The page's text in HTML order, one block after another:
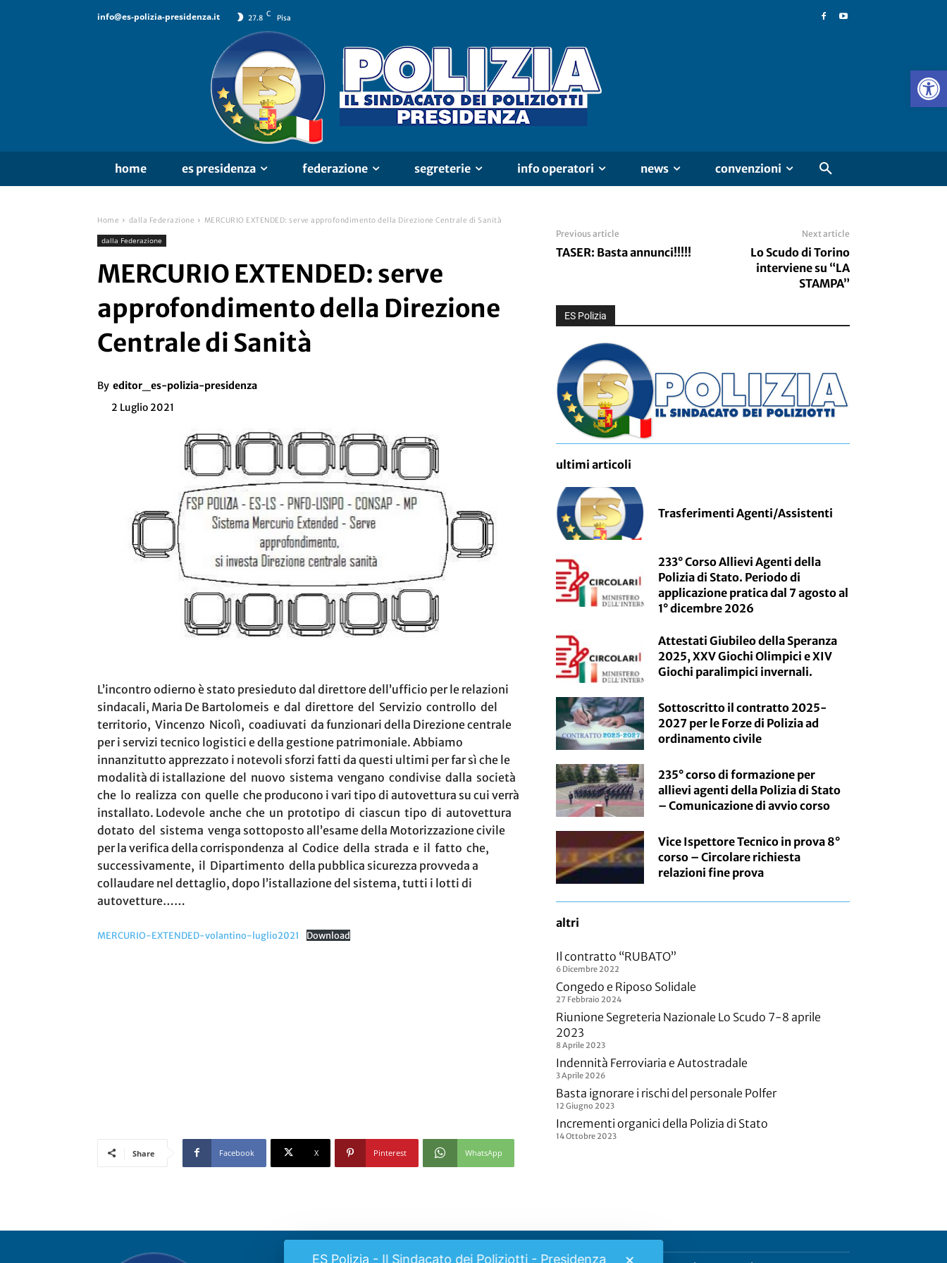
info@es-polizia-presidenza.it 27.8 C Pisa
home es presidenza federazione segreterie info operatori news convenzioni
Home dalla Federazione MERCURIO EXTENDED: serve approfondimento della Direzione Centrale di Sanità
dalla Federazione
MERCURIO EXTENDED: serve
approfondimento della Direzione
Centrale di Sanità
By editor_es-polizia-presidenza
2 Luglio 2021
L’incontro odierno è stato presieduto dal direttore dell’ufficio per le relazioni
sindacali, Maria De Bartolomeis e dal direttore del Servizio controllo del
territorio, Vincenzo Nicolì, coadiuvati da funzionari della Direzione centrale
per i servizi tecnico logistici e della gestione patrimoniale. Abbiamo
innanzitutto apprezzato i notevoli sforzi fatti da questi ultimi per far sì che le
modalità di istallazione del nuovo sistema vengano condivise dalla società
che lo realizza con quelle che producono i vari tipo di autovettura su cui verrà
installato. Lodevole anche che un prototipo di ciascun tipo di autovettura
dotato del sistema venga sottoposto all’esame della Motorizzazione civile
per la verifica della corrispondenza al Codice della strada e il fatto che,
successivamente, il Dipartimento della pubblica sicurezza provveda a
collaudare nel dettaglio, dopo l’istallazione del sistema, tutti i lotti di
autovetture……
MERCURIO-EXTENDED-volantino-luglio2021 Download
Previous article
TASER: Basta annunci!!!!!
Next article
Lo Scudo di Torino
interviene su “LA
STAMPA”
ES Polizia
ultimi articoli
Trasferimenti Agenti/Assistenti
233° Corso Allievi Agenti della
Polizia di Stato. Periodo di
applicazione pratica dal 7 agosto al
1° dicembre 2026
Attestati Giubileo della Speranza
2025, XXV Giochi Olimpici e XIV
Giochi paralimpici invernali.
Sottoscritto il contratto 2025-
2027 per le Forze di Polizia ad
ordinamento civile
235° corso di formazione per
allievi agenti della Polizia di Stato
– Comunicazione di avvio corso
Vice Ispettore Tecnico in prova 8°
corso – Circolare richiesta
relazioni fine prova
altri
Il contratto “RUBATO”
6 Dicembre 2022
Congedo e Riposo Solidale
27 Febbraio 2024
Riunione Segreteria Nazionale Lo Scudo 7-8 aprile
2023
8 Aprile 2023
Indennità Ferroviaria e Autostradale
3 Aprile 2026
Basta ignorare i rischi del personale Polfer
12 Giugno 2023
Incrementi organici della Polizia di Stato
14 Ottobre 2023
Share Facebook X Pinterest WhatsApp
ES Polizia - Il Sindacato dei Poliziotti - Presidenza